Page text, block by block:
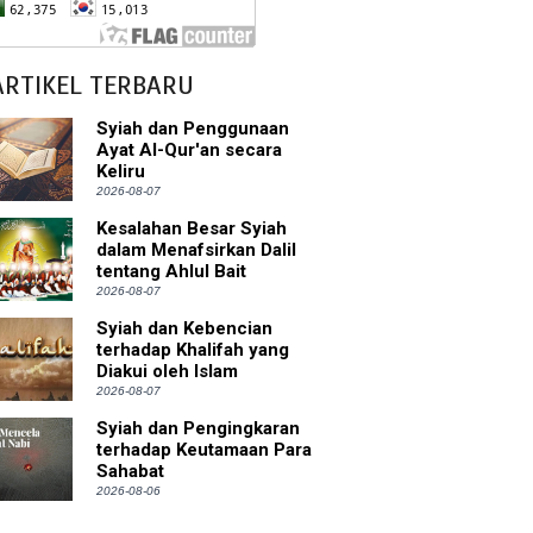
Bakar
dalam Islam
Mahdi
Imam
Keliru
tentang Ahlul Bait
TERBARU
Syiah dan Penggunaan
Ayat Al-Qur'an secara
Keliru
2026-08-07
Kesalahan Besar Syiah
dalam Menafsirkan Dalil
tentang Ahlul Bait
2026-08-07
Syiah dan Kebencian
terhadap Khalifah yang
Diakui oleh Islam
2026-08-07
Syiah dan Pengingkaran
terhadap Keutamaan Para
Sahabat
2026-08-06